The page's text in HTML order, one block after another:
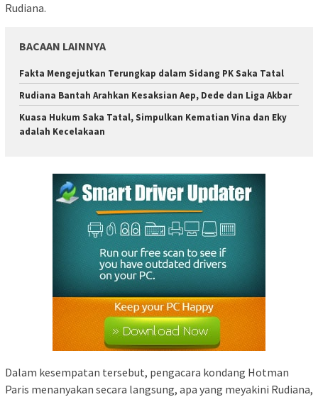
Rudiana.
BACAAN LAINNYA
Fakta Mengejutkan Terungkap dalam Sidang PK Saka Tatal
Rudiana Bantah Arahkan Kesaksian Aep, Dede dan Liga Akbar
Kuasa Hukum Saka Tatal, Simpulkan Kematian Vina dan Eky
adalah Kecelakaan
Dalam kesempatan tersebut, pengacara kondang Hotman
Paris menanyakan secara langsung, apa yang meyakini Rudiana,